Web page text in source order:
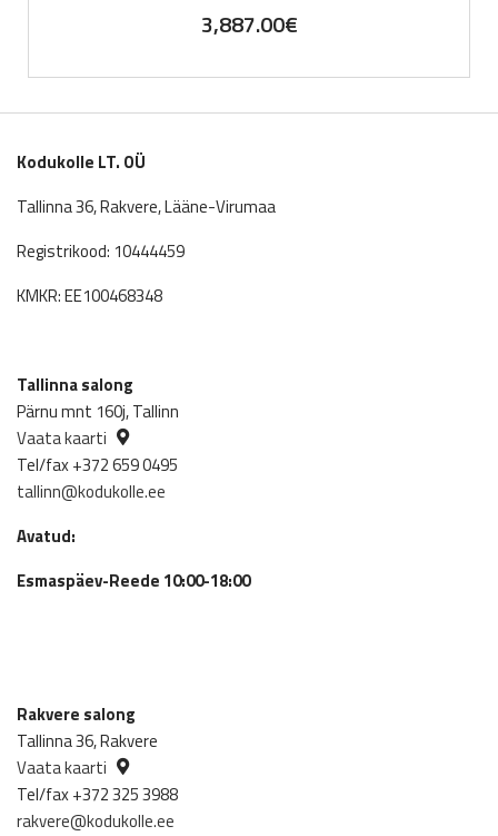
3,887.00€
Kodukolle LT. OÜ
Tallinna 36, Rakvere, Lääne-Virumaa
Registrikood: 10444459
KMKR: EE100468348
Tallinna salong
Pärnu mnt 160j, Tallinn
Vaata kaarti
Tel/fax +372 659 0495
tallinn@kodukolle.ee
Avatud:
Esmaspäev-Reede 10:00-18:00
Rakvere salong
Tallinna 36, Rakvere
Vaata kaarti
Tel/fax +372 325 3988
rakvere@kodukolle.ee